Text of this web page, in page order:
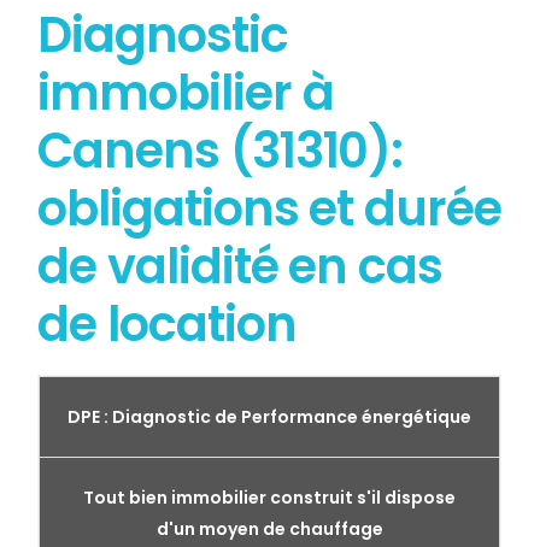
Diagnostic
immobilier à
Canens (31310):
obligations et durée
de validité en cas
de location
DPE : Diagnostic de Performance énergétique
Tout bien immobilier construit s'il dispose
d'un moyen de chauffage